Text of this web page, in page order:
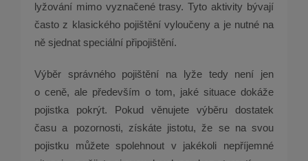
lyžování mimo vyznačené trasy. Tyto aktivity bývají
často z klasického pojištění vyloučeny a je nutné na
ně sjednat speciální připojištění.
Výběr správného pojištění na lyže tedy není jen
o ceně, ale především o tom, jaké situace dokáže
pojistka pokrýt. Pokud věnujete výběru dostatek
času a pozornosti, získáte jistotu, že se na svou
pojistku můžete spolehnout v jakékoli nepříjemné